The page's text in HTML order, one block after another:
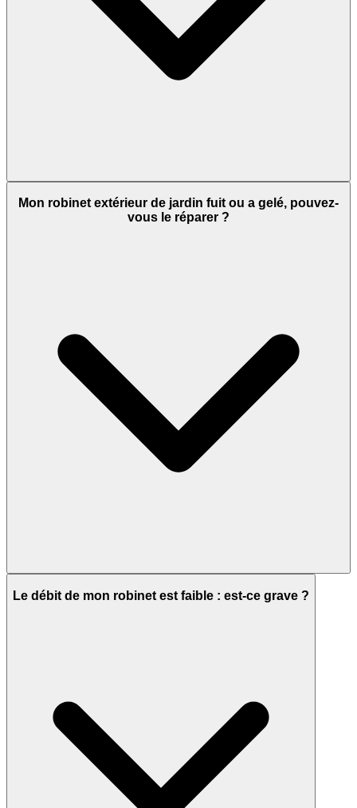
Mon robinet extérieur de jardin fuit ou a gelé, pouvez-
vous le réparer ?
Le débit de mon robinet est faible : est-ce grave ?